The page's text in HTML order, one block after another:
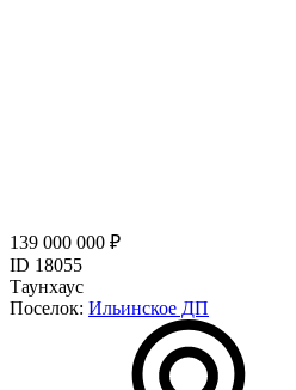
139 000 000 ₽
ID 18055
Таунхаус
Поселок: Ильинское ДП